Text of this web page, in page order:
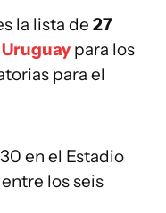
la lista de 27
para los
para el
en el Estadio
los seis